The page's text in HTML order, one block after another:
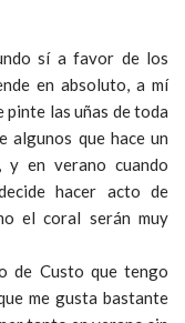
sí a favor de los
en absoluto, a mí
pinte las uñas de toda
algunos que hace un
y en verano cuando
hacer acto de
el coral serán muy
de Custo que tengo
me gusta bastante